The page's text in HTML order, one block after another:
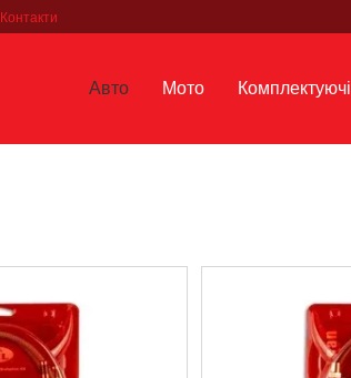
Контакти
Авто Мото Комплектуючі